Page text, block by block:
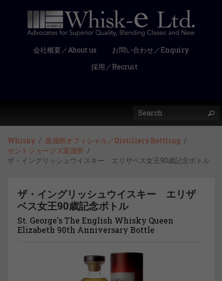
会社概要／About us
お問い合わせ／Enquiry
採用／Recruit
Whisky
蒸溜所オフィシャル／Distillery Bottling
セントジョージズ蒸溜所
ザ・イングリッシュウイスキー エリザベス女王90歳記念ボトル
ザ・イングリッシュウイスキー エリザ
ベス女王90歳記念ボトル
St. George's The English Whisky Queen
Elizabeth 90th Anniversary Bottle